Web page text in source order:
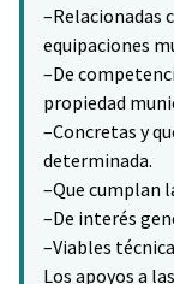
–Relacionadas
equipaciones
–De
propiedad
–Concretas y
determinada.
–Que cumplan
–De interés
–Viables
Los apoyos a